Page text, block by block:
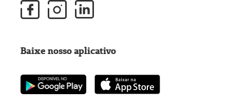
Baixe nosso aplicativo